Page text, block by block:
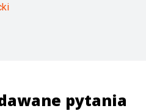
pytania